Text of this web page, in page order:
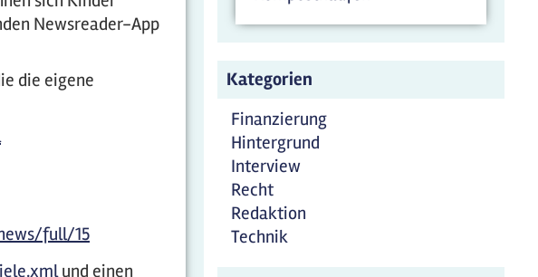
Newsreader-App
die eigene
full/15
und einen
Kategorien
Finanzierung
Hintergrund
Interview
Recht
Redaktion
Technik